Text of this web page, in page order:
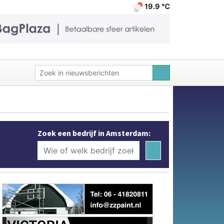
19.9 ℃
Zoek een bedrijf in Amsterdam: